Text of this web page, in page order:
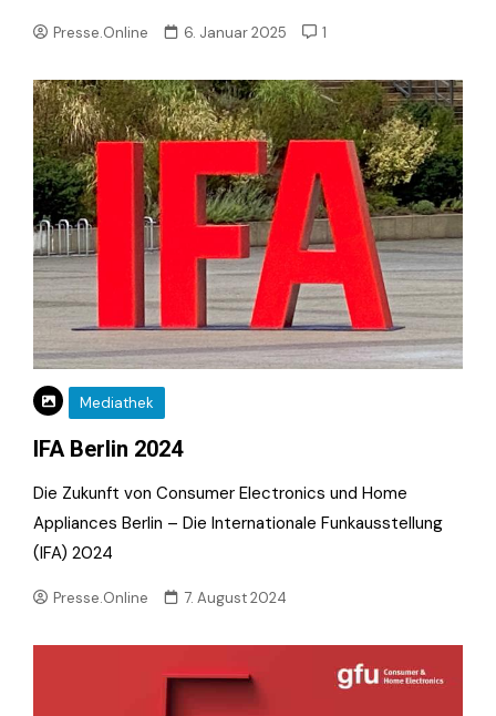
Presse.Online 6. Januar 2025 1
Mediathek
IFA Berlin 2024
Die Zukunft von Consumer Electronics und Home
Appliances Berlin – Die Internationale Funkausstellung
(IFA) 2024
Presse.Online 7. August 2024